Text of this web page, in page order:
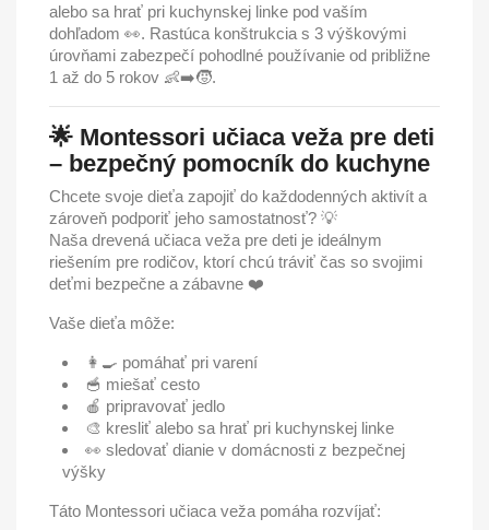
alebo sa hrať pri kuchynskej linke pod vaším
dohľadom 👀. Rastúca konštrukcia s 3 výškovými
úrovňami zabezpečí pohodlné používanie od približne
1 až do 5 rokov 👶➡️🧒.
🌟 Montessori učiaca veža pre deti
– bezpečný pomocník do kuchyne
Chcete svoje dieťa zapojiť do každodenných aktivít a
zároveň podporiť jeho samostatnosť? 💡
Naša drevená učiaca veža pre deti je ideálnym
riešením pre rodičov, ktorí chcú tráviť čas so svojimi
deťmi bezpečne a zábavne ❤️
Vaše dieťa môže:
👩‍🍳 pomáhať pri varení
🥣 miešať cesto
🍎 pripravovať jedlo
🎨 kresliť alebo sa hrať pri kuchynskej linke
👀 sledovať dianie v domácnosti z bezpečnej
výšky
Táto Montessori učiaca veža pomáha rozvíjať: